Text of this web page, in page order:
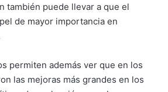
también puede llevar a que el
de mayor importancia en
permiten además ver que en los
las mejoras más grandes en los